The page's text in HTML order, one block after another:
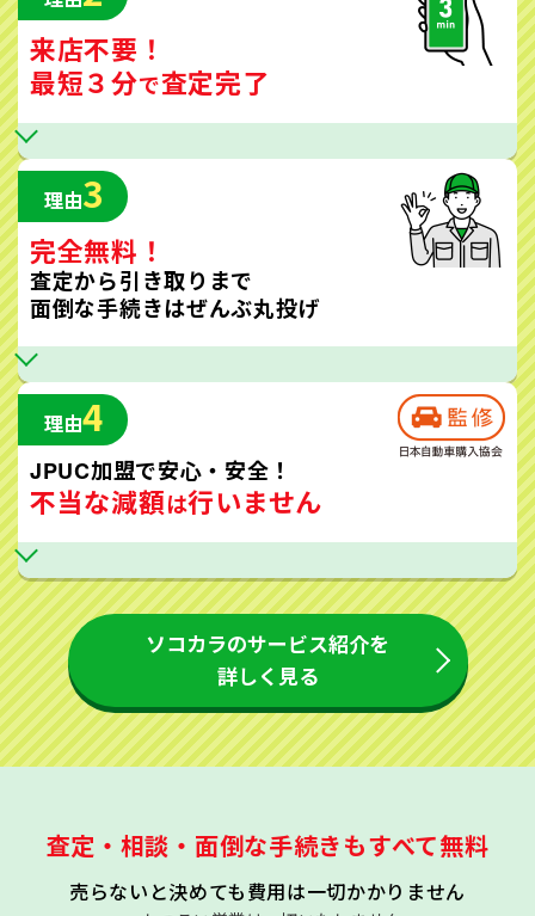
来店不要！
最短３分で査定完了
理由3
完全無料！
査定から引き取りまで
面倒な手続きはぜんぶ丸投げ
理由4
JPUC加盟で安心・安全！
不当な減額は行いません
ソコカラのサービス紹介を
詳しく見る
査定・相談・面倒な手続きもすべて無料
売らないと決めても費用は一切かかりません